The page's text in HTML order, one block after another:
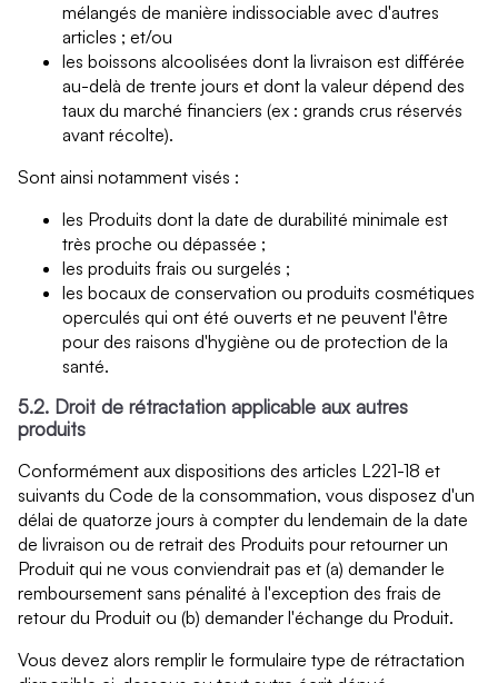
mélangés de manière indissociable avec d'autres
articles ; et/ou
les boissons alcoolisées dont la livraison est différée
au-delà de trente jours et dont la valeur dépend des
taux du marché financiers (ex : grands crus réservés
avant récolte).
Sont ainsi notamment visés :
les Produits dont la date de durabilité minimale est
très proche ou dépassée ;
les produits frais ou surgelés ;
les bocaux de conservation ou produits cosmétiques
operculés qui ont été ouverts et ne peuvent l'être
pour des raisons d'hygiène ou de protection de la
santé.
5.2. Droit de rétractation applicable aux autres
produits
Conformément aux dispositions des articles L221-18 et
suivants du Code de la consommation, vous disposez d'un
délai de quatorze jours à compter du lendemain de la date
de livraison ou de retrait des Produits pour retourner un
Produit qui ne vous conviendrait pas et (a) demander le
remboursement sans pénalité à l'exception des frais de
retour du Produit ou (b) demander l'échange du Produit.
Vous devez alors remplir le formulaire type de rétractation